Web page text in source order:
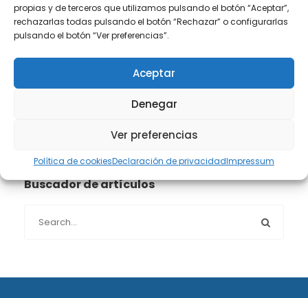
propias y de terceros que utilizamos pulsando el botón “Aceptar”,
rechazarlas todas pulsando el botón “Rechazar” o configurarlas
pulsando el botón “Ver preferencias”.
Aceptar
Denegar
Ver preferencias
Política de cookiesDeclaración de privacidadImpressum
Propiedad intelectual e industrial(13)
Sin categoría(1)
Buscador de artículos